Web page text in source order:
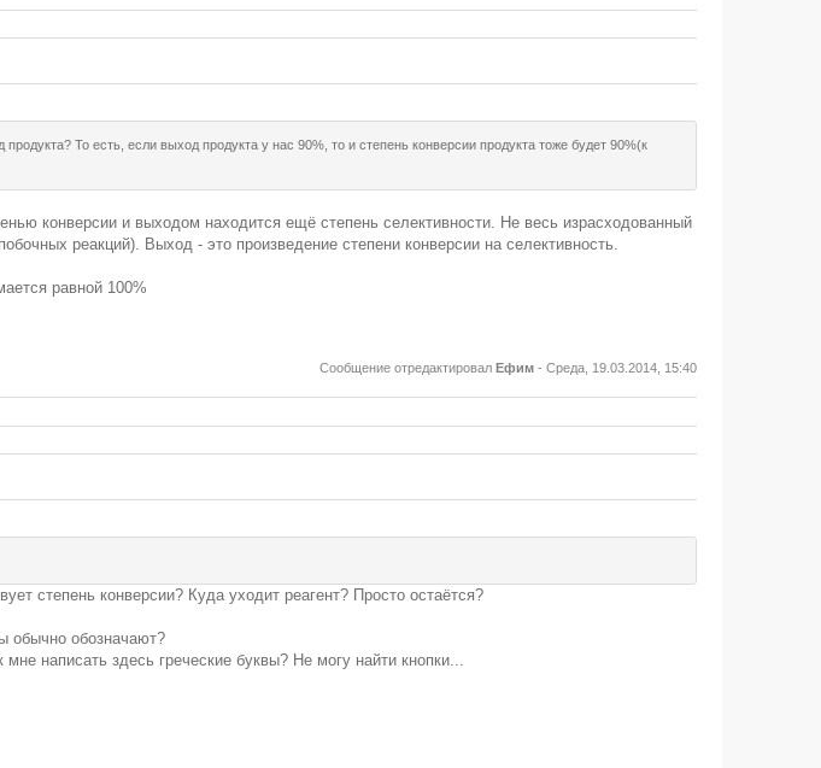
То есть, если выход продукта у нас 90%, то и степень конверсии продукта тоже будет 90%(к
конверсии и выходом находится ещё степень селективности. Не весь израсходованный
реакций). Выход - это произведение степени конверсии на селективность.
равной 100%
Сообщение отредактировал Ефим - Среда, 19.03.2014, 15:40
степень конверсии? Куда уходит реагент? Просто остаётся?
обычно обозначают?
написать здесь греческие буквы? Не могу найти кнопки...